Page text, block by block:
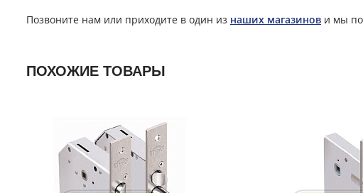
Позвоните нам или приходите в один из наших магазинов и мы
ПОХОЖИЕ ТОВАРЫ